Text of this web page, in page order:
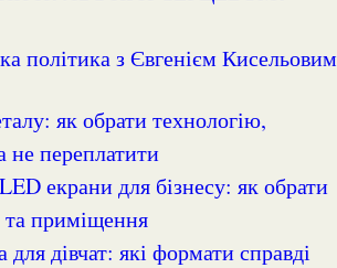
політика з Євгенієм Кисельовим
не переплатити
та приміщення